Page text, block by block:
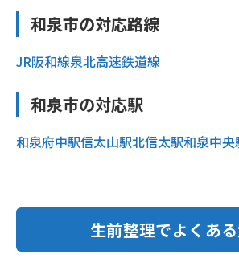
和泉市の対応路線
JR阪和線泉北高速鉄道線
和泉市の対応駅
和泉府中駅信太山駅北信太駅和泉中央
生前整理でよくあ